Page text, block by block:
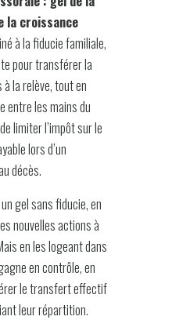
croissance
à la fiducie familiale,
pour transférer la
la relève, tout en
entre les mains du
limiter l’impôt sur le
lors d’un
décès.
gel sans fiducie, en
nouvelles actions à
en les logeant dans
en contrôle, en
le transfert effectif
leur répartition.